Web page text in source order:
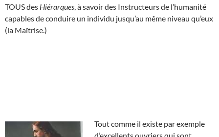
TOUS des Hiérarques , à savoir des Instructeurs de l’humanité
capables de conduire un individu jusqu’au même niveau qu’eux
(la Maîtrise.)
Tout comme il existe par exemple
d’excellents ouvriers qui sont